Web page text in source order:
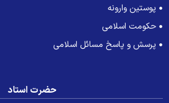
پوستین وارونه
حکومت اسلامی
پرسش و پاسخ مسائل اسلامی
حضرت استاد